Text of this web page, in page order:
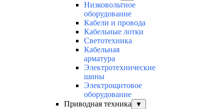
Низковольтное
оборудование
Кабели и провода
Кабельные лотки
Светотехника
Кабельная
арматура
Электротехнические
шины
Электрощитовое
оборудование
Приводная техника
▼